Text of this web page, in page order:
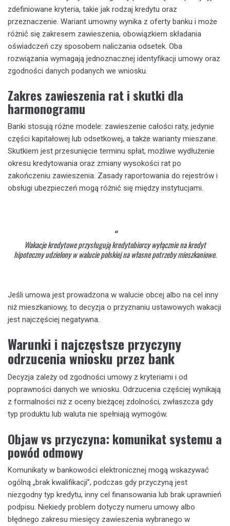
zdefiniowane kryteria, takie jak rodzaj kredytu oraz
przeznaczenie. Wariant umowny wynika z oferty banku i może
różnić się zakresem zawieszenia, obowiązkiem składania
oświadczeń czy sposobem naliczania odsetek. Oba
rozwiązania wymagają jednoznacznej identyfikacji umowy oraz
zgodności danych podanych we wniosku.
Zakres zawieszenia rat i skutki dla
harmonogramu
Banki stosują różne modele: zawieszenie całości raty, jedynie
części kapitałowej lub odsetkowej, a także warianty mieszane.
Skutkiem jest przesunięcie terminu spłat, możliwe wydłużenie
okresu kredytowania oraz zmiany wysokości rat po
zakończeniu zawieszenia. Zasady raportowania do rejestrów i
obsługi ubezpieczeń mogą różnić się między instytucjami.
Wakacje kredytowe przysługują kredytobiorcy wyłącznie na kredyt
hipoteczny udzielony w walucie polskiej na własne potrzeby mieszkaniowe.
Jeśli umowa jest prowadzona w walucie obcej albo na cel inny
niż mieszkaniowy, to decyzja o przyznaniu ustawowych wakacji
jest najczęściej negatywna.
Warunki i najczęstsze przyczyny
odrzucenia wniosku przez bank
Decyzja zależy od zgodności umowy z kryteriami i od
poprawności danych we wniosku. Odrzucenia częściej wynikają
z formalności niż z oceny bieżącej zdolności, zwłaszcza gdy
typ produktu lub waluta nie spełniają wymogów.
Objaw vs przyczyna: komunikat systemu a
powód odmowy
Komunikaty w bankowości elektronicznej mogą wskazywać
ogólną „brak kwalifikacji”, podczas gdy przyczyną jest
niezgodny typ kredytu, inny cel finansowania lub brak uprawnień
podpisu. Niekiedy problem dotyczy numeru umowy albo
błędnego zakresu miesięcy zawieszenia wybranego w